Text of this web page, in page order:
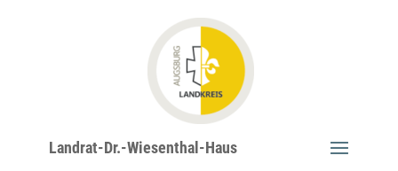
Landrat-Dr.-Wiesenthal-Haus
Erkundungen